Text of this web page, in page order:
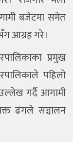
बजेटमा समेत
आग्रह गरे।
प्रमुख
पहिलो
गर्दै आगामी
ढंगले सञ्चालन